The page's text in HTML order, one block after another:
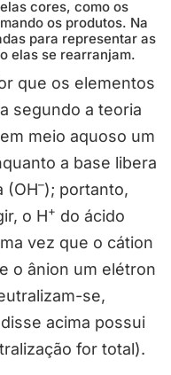
cores, como os
os produtos. Na
para representar as
elas se rearranjam.
que os elementos
segundo a teoria
meio aquoso um
a base libera
(OH–); portanto,
o H+ do ácido
vez que o cátion
o ânion um elétron
se,
acima possui
for total).